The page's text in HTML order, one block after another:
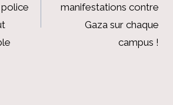
police
manifestations contre
Gaza sur chaque
campus !